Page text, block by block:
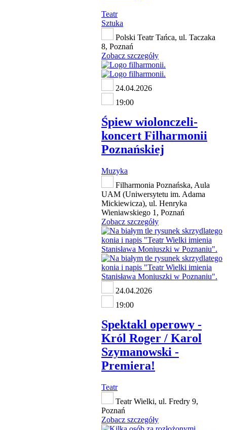
Teatr
Sztuka
Polski Teatr Tańca, ul. Taczaka
8, Poznań
Zobacz szczegóły
24.04.2026
19:00
Śpiew wiolonczeli-
koncert Filharmonii
Poznańskiej
Muzyka
Filharmonia Poznańska, Aula
UAM (Uniwersytetu im. Adama
Mickiewicza), ul. Henryka
Wieniawskiego 1, Poznań
Zobacz szczegóły
24.04.2026
19:00
Spektakl operowy -
Król Roger / Karol
Szymanowski -
Premiera!
Teatr
Teatr Wielki, ul. Fredry 9,
Poznań
Zobacz szczegóły